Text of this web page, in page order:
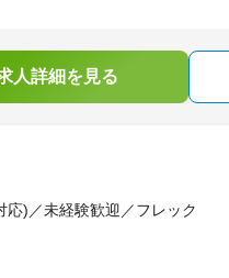
人詳細を見る
)／未経験歓迎／フレック